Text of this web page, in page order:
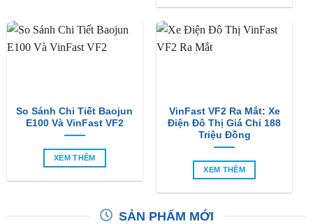
So Sánh Chi Tiết Baojun
E100 Và VinFast VF2
XEM THÊM
VinFast VF2 Ra Mắt: Xe
Điện Đô Thị Giá Chỉ 188
Triệu Đồng
XEM THÊM
SẢN PHẨM MỚI